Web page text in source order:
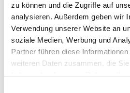
zu können und die Zugriffe auf
analysieren. Außerdem geben wir
Verwendung unserer Website an
soziale Medien, Werbung und
Partner führen diese
weiteren Daten zusammen, die
Kontakt